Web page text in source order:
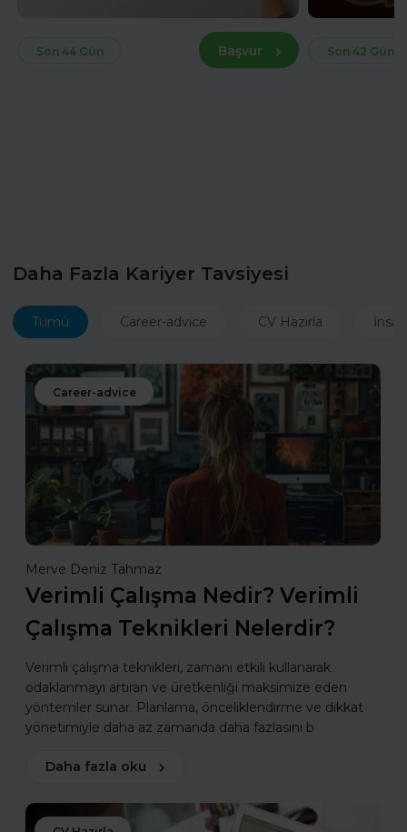
Son 44 Gün Başvur Son 42 Gün
Daha Fazla Kariyer Tavsiyesi
Tümü Career-advice CV Hazırla
Career-advice
Merve Deniz Tahmaz
Verimli Çalışma Nedir? Verimli
Çalışma Teknikleri Nelerdir?
Verimli çalışma teknikleri, zamanı etkili kullanarak
odaklanmayı artıran ve üretkenliği maksimize eden
yöntemler sunar. Planlama, önceliklendirme ve dikkat
yönetimiyle daha az zamanda daha fazlasını b
Daha fazla oku